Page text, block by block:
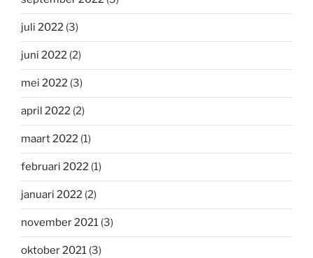
juli 2022 (3)
juni 2022 (2)
mei 2022 (3)
april 2022 (2)
maart 2022 (1)
februari 2022 (1)
januari 2022 (2)
november 2021 (3)
oktober 2021 (3)